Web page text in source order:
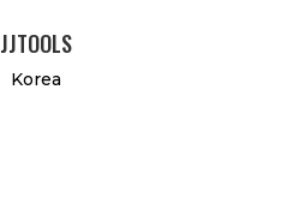
JJTOOLS
Korea